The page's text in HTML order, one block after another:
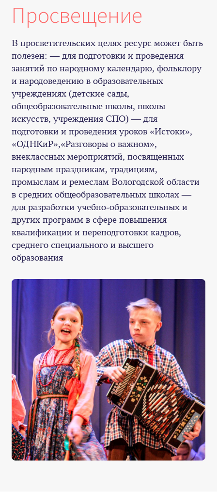
Просвещение
В просветительских целях ресурс может быть
полезен: — для подготовки и проведения
занятий по народному календарю, фольклору
и народоведению в образовательных
учреждениях (детские сады,
общеобразовательные школы, школы
искусств, учреждения СПО) — для
подготовки и проведения уроков «Истоки»,
«ОДНКиР»,«Разговоры о важном»,
внеклассных мероприятий, посвященных
народным праздникам, традициям,
промыслам и ремеслам Вологодской области
в средних общеобразовательных школах —
для разработки учебно-образовательных и
других программ в сфере повышения
квалификации и переподготовки кадров,
среднего специального и высшего
образования